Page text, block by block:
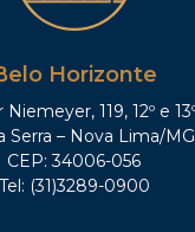
Horizonte
119, 12º e
Serra – Nova Lima/MG
CEP: 34006-056
Tel: (31)3289-0900